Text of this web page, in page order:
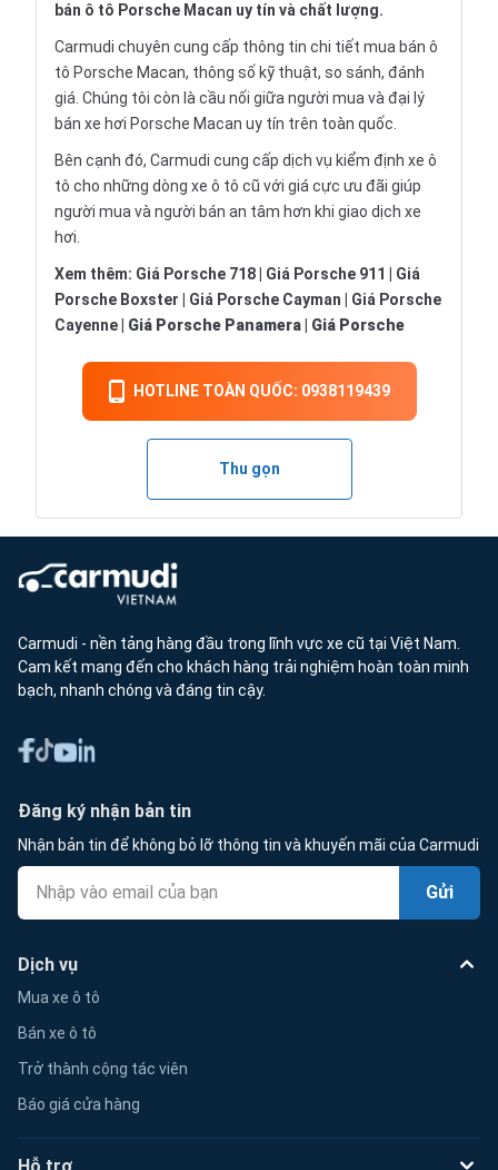
bán ô tô Porsche Macan uy tín và chất lượng.
Carmudi chuyên cung cấp thông tin chi tiết mua bán ô
tô Porsche Macan, thông số kỹ thuật, so sánh, đánh
giá. Chúng tôi còn là cầu nối giữa người mua và đại lý
bán xe hơi Porsche Macan uy tín trên toàn quốc.
Bên cạnh đó, Carmudi cung cấp dịch vụ kiểm định xe ô
tô cho những dòng xe ô tô cũ với giá cực ưu đãi giúp
người mua và người bán an tâm hơn khi giao dịch xe
hơi.
Xem thêm: Giá Porsche 718 Giá Porsche 911
Giá
Porsche Boxster
Giá Porsche Cayman
Giá Porsche
Cayenne
Giá Porsche Panamera Giá Porsche
HOTLINE TOÀN QUỐC: 0938119439
Thu gọn
Carmudi - nền tảng hàng đầu trong lĩnh vực xe cũ tại Việt Nam.
Cam kết mang đến cho khách hàng trải nghiệm hoàn toàn minh
bạch, nhanh chóng và đáng tin cậy.
Đăng ký nhận bản tin
Nhận bản tin để không bỏ lỡ thông tin và khuyến mãi của Carmudi
Gửi
Dịch vụ
Mua xe ô tô
Bán xe ô tô
Trở thành cộng tác viên
Báo giá cửa hàng